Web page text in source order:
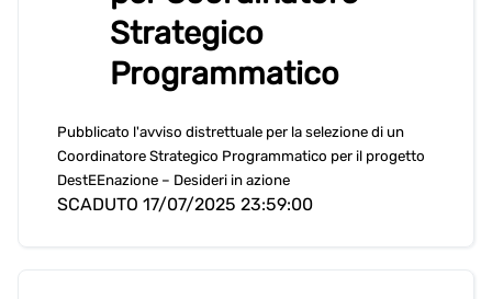
Strategico
Programmatico
Pubblicato l'avviso distrettuale per la selezione di un
Coordinatore Strategico Programmatico per il progetto
DestEEnazione – Desideri in azione
SCADUTO 17/07/2025 23:59:00